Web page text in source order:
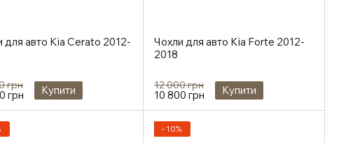
для авто Kia Cerato 2012-
грн
грн Купити
Чохли для авто Kia Forte 2012-
2018
12 000 грн
10 800 грн Купити
−10%